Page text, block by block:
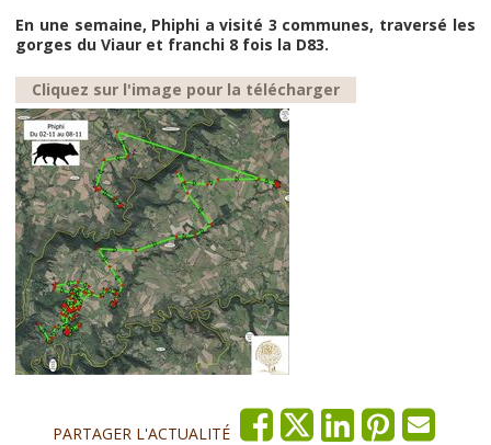
En une semaine, Phiphi a visité 3 communes, traversé les
gorges du Viaur et franchi 8 fois la D83.
Cliquez sur l'image pour la télécharger
PARTAGER L'ACTUALITÉ